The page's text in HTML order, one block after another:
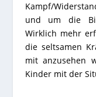
Kampf/
und um die
Wirklich mehr
die seltsamen
mit anzusehen
Kinder mit der